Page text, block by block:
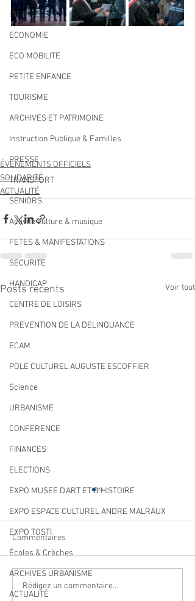
INFO
ECONOMIE
ECO MOBILITE
PETITE ENFANCE
TOURISME
ARCHIVES ET PATRIMOINE
Instruction Publique & Familles
PRESSE
TRANSPORT
SENIORS
Activité culture & musique
FETES & MANIFESTATIONS
SECURITE
HANDICAP
CENTRE DE LOISIRS
PREVENTION DE LA DELINQUANCE
ECAM
POLE CULTUREL AUGUSTE ESCOFFIER
Science
URBANISME
CONFERENCE
FINANCES
ELECTIONS
EXPO MUSEE D'ART ET D'HISTOIRE
EXPO ESPACE CULTUREL ANDRE MALRAUX
EXPO TOSTI
Écoles & Crèches
ARCHIVES URBANISME
ACTUALITÉ
ÉVÉNEMENTS OFFICIELS
SOLIDARITÉ
ACTUALITÉ
Posts récents Voir tout
Qualité des eaux de
Commentaires
Rédigez un commentaire...